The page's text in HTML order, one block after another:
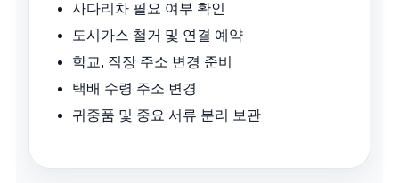
사다리차 필요 여부 확인
도시가스 철거 및 연결 예약
학교, 직장 주소 변경 준비
택배 수령 주소 변경
귀중품 및 중요 서류 분리 보관